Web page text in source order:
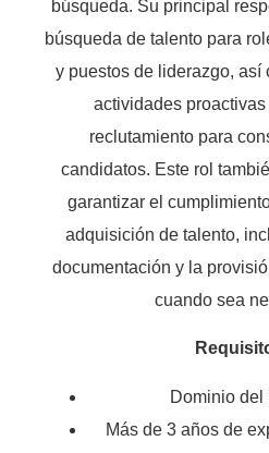
búsqueda. Su principal
búsqueda de talento para
y puestos de liderazgo, así
actividades
reclutamiento para
candidatos. Este rol
garantizar el
adquisición de talento,
documentación y la
cuando sea
Dominio del
Más de 3 años de